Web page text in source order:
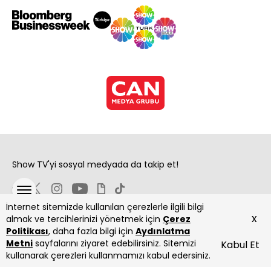
İnternet sitemizde kullanılan çerezlerle ilgili bilgi
almak ve tercihlerinizi yönetmek için Çerez
Politikası, daha fazla bilgi için Aydınlatma
Metni sayfalarını ziyaret edebilirsiniz. Sitemizi
kullanarak çerezleri kullanmamızı kabul edersiniz.
Kabul Et
x
Show TV'yi sosyal medyada da takip et!
Copyright 2026 Show Televizyon Yayıncılık A.Ş.